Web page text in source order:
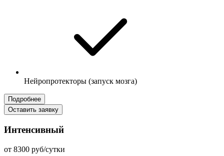
Нейропротекторы (запуск мозга)
Подробнее
Оставить заявку
Интенсивный
от 8300 руб/сутки